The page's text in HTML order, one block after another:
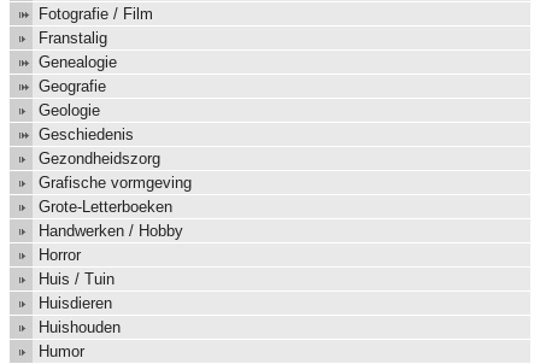
Fotografie / Film
Franstalig
Genealogie
Geografie
Geologie
Geschiedenis
Gezondheidszorg
Grafische vormgeving
Grote-Letterboeken
Handwerken / Hobby
Horror
Huis / Tuin
Huisdieren
Huishouden
Humor